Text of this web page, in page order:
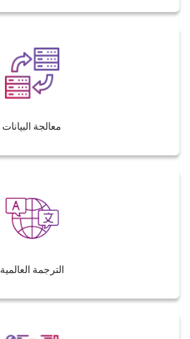
معالجة البيانات
الترجمة العالمية